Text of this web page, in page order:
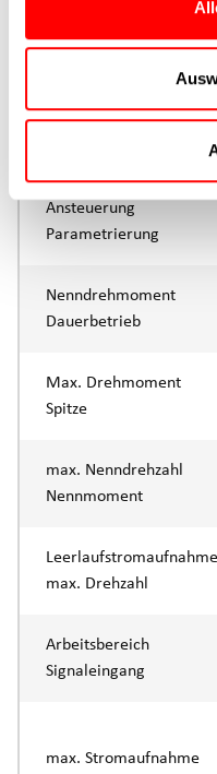
max. Vorschubkraft Fx
Ansteuerung
Parametrierung
Nenndrehmoment
Dauerbetrieb
Max. Drehmoment
Spitze
max. Nenndrehzahl
Nennmoment
Leerlaufstromaufnahme
max. Drehzahl
Arbeitsbereich
Signaleingang
max. Stromaufnahme